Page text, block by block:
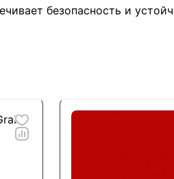
безопасность и